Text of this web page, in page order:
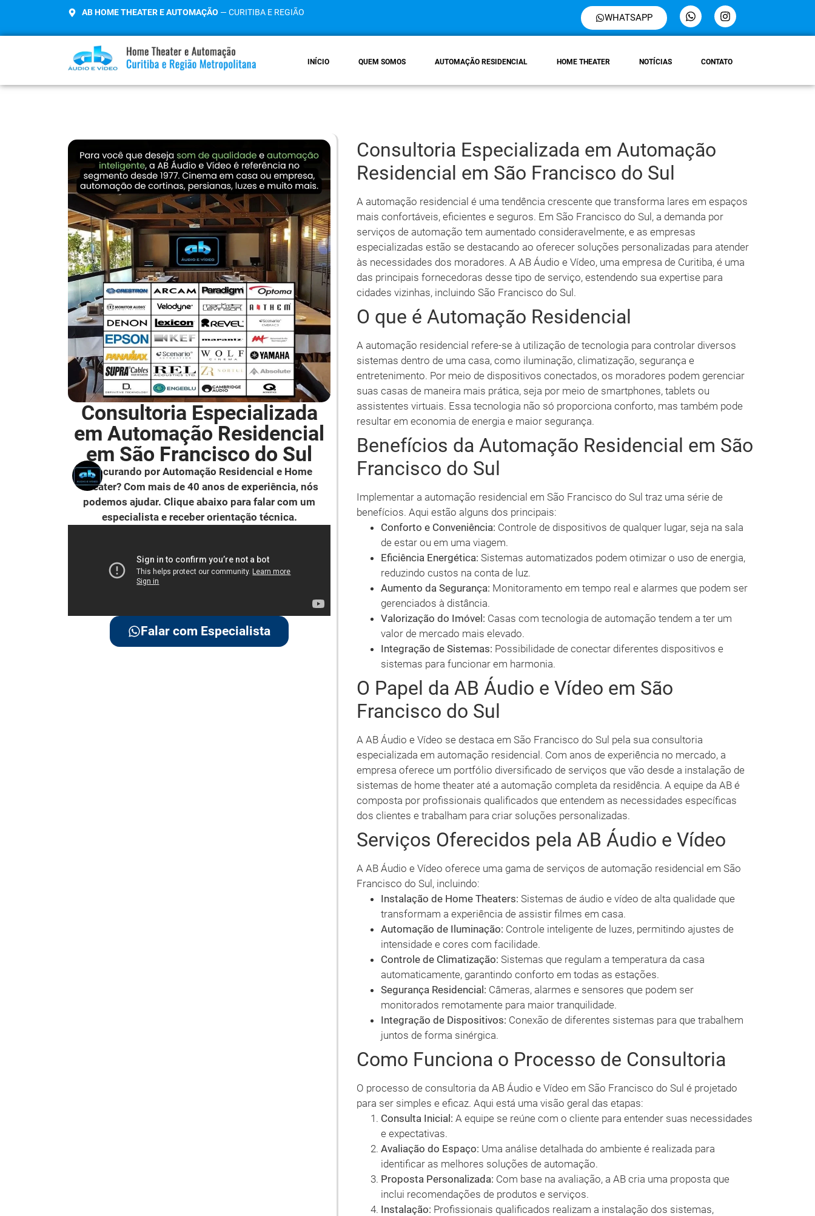
AB HOME THEATER E AUTOMAÇÃO — CURITIBA E REGIÃO WHATSAPP
INÍCIO QUEM SOMOS AUTOMAÇÃO RESIDENCIAL HOME THEATER NOTÍCIAS CONTATO
Consultoria Especializada
em Automação Residencial
em São Francisco do Sul
Procurando por Automação Residencial e Home
Theater? Com mais de 40 anos de experiência, nós
podemos ajudar. Clique abaixo para falar com um
especialista e receber orientação técnica.
Falar com Especialista
Consultoria Especializada em Automação
Residencial em São Francisco do Sul
A automação residencial é uma tendência crescente que transforma lares em espaços
mais confortáveis, eficientes e seguros. Em São Francisco do Sul, a demanda por
serviços de automação tem aumentado consideravelmente, e as empresas
especializadas estão se destacando ao oferecer soluções personalizadas para atender
às necessidades dos moradores. A AB Áudio e Vídeo, uma empresa de Curitiba, é uma
das principais fornecedoras desse tipo de serviço, estendendo sua expertise para
cidades vizinhas, incluindo São Francisco do Sul.
O que é Automação Residencial
A automação residencial refere-se à utilização de tecnologia para controlar diversos
sistemas dentro de uma casa, como iluminação, climatização, segurança e
entretenimento. Por meio de dispositivos conectados, os moradores podem gerenciar
suas casas de maneira mais prática, seja por meio de smartphones, tablets ou
assistentes virtuais. Essa tecnologia não só proporciona conforto, mas também pode
resultar em economia de energia e maior segurança.
Benefícios da Automação Residencial em São
Francisco do Sul
Implementar a automação residencial em São Francisco do Sul traz uma série de
benefícios. Aqui estão alguns dos principais:
Conforto e Conveniência: Controle de dispositivos de qualquer lugar, seja na sala
de estar ou em uma viagem.
Eficiência Energética: Sistemas automatizados podem otimizar o uso de energia,
reduzindo custos na conta de luz.
Aumento da Segurança: Monitoramento em tempo real e alarmes que podem ser
gerenciados à distância.
Valorização do Imóvel: Casas com tecnologia de automação tendem a ter um
valor de mercado mais elevado.
Integração de Sistemas: Possibilidade de conectar diferentes dispositivos e
sistemas para funcionar em harmonia.
O Papel da AB Áudio e Vídeo em São
Francisco do Sul
A AB Áudio e Vídeo se destaca em São Francisco do Sul pela sua consultoria
especializada em automação residencial. Com anos de experiência no mercado, a
empresa oferece um portfólio diversificado de serviços que vão desde a instalação de
sistemas de home theater até a automação completa da residência. A equipe da AB é
composta por profissionais qualificados que entendem as necessidades específicas
dos clientes e trabalham para criar soluções personalizadas.
Serviços Oferecidos pela AB Áudio e Vídeo
A AB Áudio e Vídeo oferece uma gama de serviços de automação residencial em São
Francisco do Sul, incluindo:
Instalação de Home Theaters: Sistemas de áudio e vídeo de alta qualidade que
transformam a experiência de assistir filmes em casa.
Automação de Iluminação: Controle inteligente de luzes, permitindo ajustes de
intensidade e cores com facilidade.
Controle de Climatização: Sistemas que regulam a temperatura da casa
automaticamente, garantindo conforto em todas as estações.
Segurança Residencial: Câmeras, alarmes e sensores que podem ser
monitorados remotamente para maior tranquilidade.
Integração de Dispositivos: Conexão de diferentes sistemas para que trabalhem
juntos de forma sinérgica.
Como Funciona o Processo de Consultoria
O processo de consultoria da AB Áudio e Vídeo em São Francisco do Sul é projetado
para ser simples e eficaz. Aqui está uma visão geral das etapas:
Consulta Inicial: A equipe se reúne com o cliente para entender suas necessidades
e expectativas.
Avaliação do Espaço: Uma análise detalhada do ambiente é realizada para
identificar as melhores soluções de automação.
Proposta Personalizada: Com base na avaliação, a AB cria uma proposta que
inclui recomendações de produtos e serviços.
Instalação: Profissionais qualificados realizam a instalação dos sistemas,